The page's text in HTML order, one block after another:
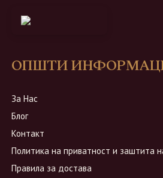
ОПШТИ
За Нас
Блог
Контакт
Политика на приватност и заштита
Правила за достава